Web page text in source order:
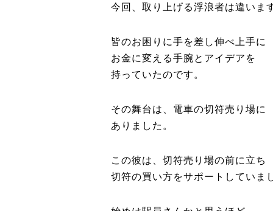
今回、取り上げる浮浪者は違いま
皆のお困りに手を差し伸べ上手に
お金に変える手腕とアイデアを
持っていたのです。
その舞台は、電車の切符売り場に
ありました。
この彼は、切符売り場の前に立ち
切符の買い方をサポートしていま